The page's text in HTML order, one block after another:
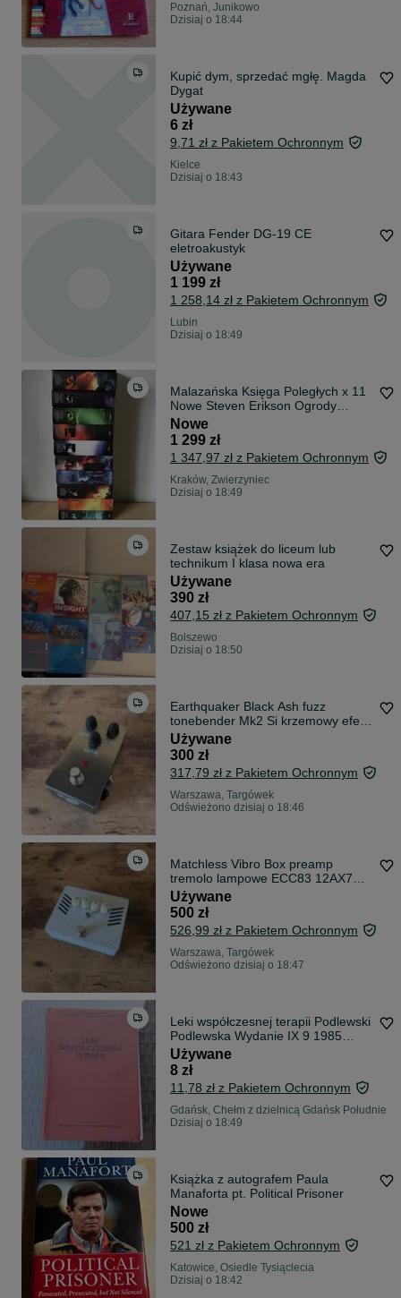
Poznań, Junikowo
Dzisiaj o 18:44
Kupić dym, sprzedać mgłę. Magda
Dygat
Używane
6 zł
9,71 zł z Pakietem Ochronnym
Kielce
Dzisiaj o 18:43
Gitara Fender DG-19 CE
eletroakustyk
Używane
1 199 zł
1 258,14 zł z Pakietem Ochronnym
Lubin
Dzisiaj o 18:49
Malazańska Księga Poległych x 11
Nowe Steven Erikson Ogrody
Księżyca
Nowe
1 299 zł
1 347,97 zł z Pakietem Ochronnym
Kraków, Zwierzyniec
Dzisiaj o 18:49
Zestaw książek do liceum lub
technikum I klasa nowa era
Używane
390 zł
407,15 zł z Pakietem Ochronnym
Bolszewo
Dzisiaj o 18:50
Earthquaker Black Ash fuzz
tonebender Mk2 Si krzemowy efekt
do gitary
Używane
300 zł
317,79 zł z Pakietem Ochronnym
Warszawa, Targówek
Odświeżono dzisiaj o 18:46
Matchless Vibro Box preamp
tremolo lampowe ECC83 12AX7
efekt do gitary
Używane
500 zł
526,99 zł z Pakietem Ochronnym
Warszawa, Targówek
Odświeżono dzisiaj o 18:47
Leki współczesnej terapii Podlewski
Podlewska Wydanie IX 9 1985
Książka R
Używane
8 zł
11,78 zł z Pakietem Ochronnym
Gdańsk, Chełm z dzielnicą Gdańsk Południe
Dzisiaj o 18:49
Książka z autografem Paula
Manaforta pt. Political Prisoner
Nowe
500 zł
521 zł z Pakietem Ochronnym
Katowice, Osiedle Tysiąclecia
Dzisiaj o 18:42